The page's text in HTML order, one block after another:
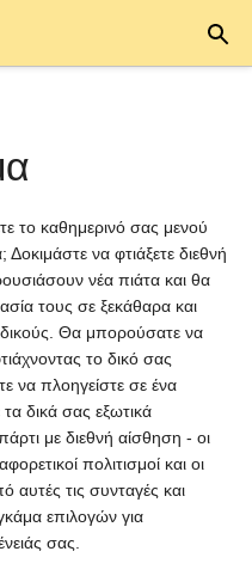
το καθημερινό σας μενού
να φτιάξετε διεθνή
νέα πιάτα και θα
τους σε ξεκάθαρα και
Θα μπορούσατε να
το δικό σας
να πλοηγείστε σε ένα
δικά σας εξωτικά
με διεθνή αίσθηση - οι
πολιτισμοί και οι
τις συνταγές και
επιλογών για
σας.